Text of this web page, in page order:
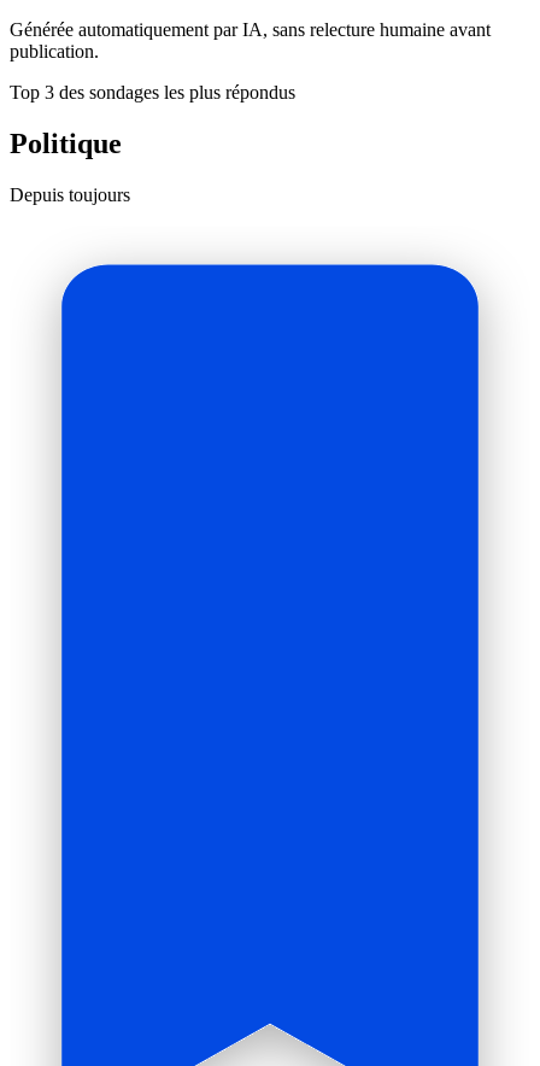
Générée automatiquement par IA, sans relecture humaine avant
publication.
Top 3 des sondages les plus répondus
Politique
Depuis toujours